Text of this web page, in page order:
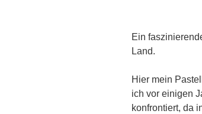
Ein
Land.
Hier mein
ich vor einigen
konfrontiert, da